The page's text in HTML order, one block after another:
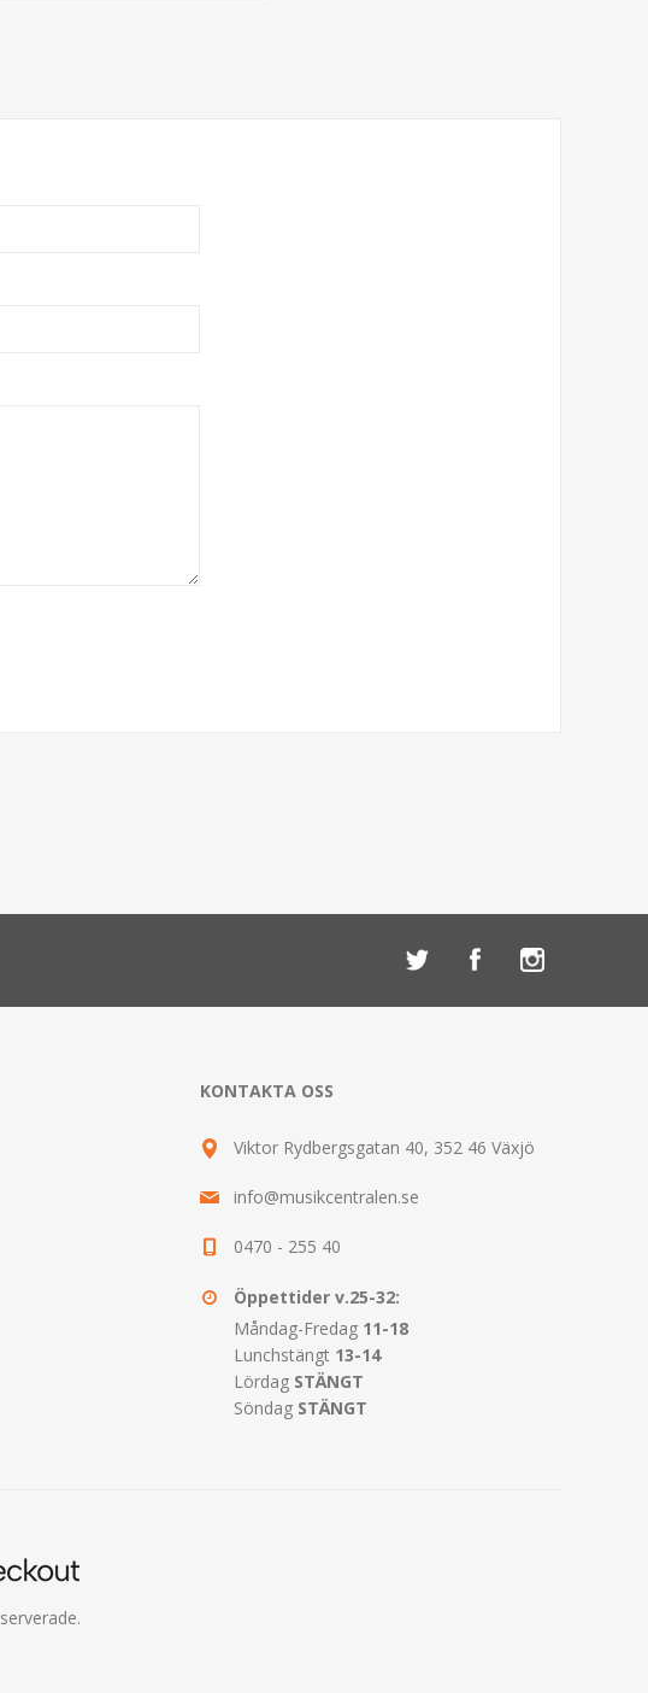
KONTAKTA OSS
Viktor Rydbergsgatan 40, 352 46 Växjö
info@musikcentralen.se
0470 - 255 40
Öppettider v.25-32:
Måndag-Fredag 11-18
Lunchstängt 13-14
Lördag STÄNGT
Söndag STÄNGT